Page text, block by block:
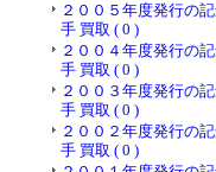
２００５年度発行の
手 買取 ( 0 )
２００４年度発行の
手 買取 ( 0 )
２００３年度発行の
手 買取 ( 0 )
２００２年度発行の
手 買取 ( 0 )